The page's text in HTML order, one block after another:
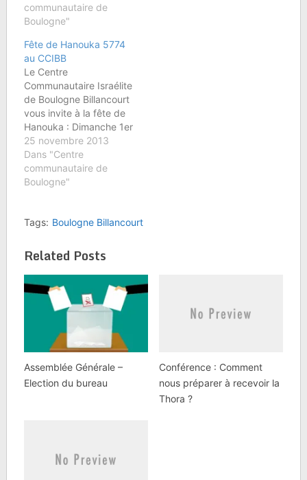
Billancourt le lundi 16
avril à 19h30 au 43 rue
Yom Hashoah fait partie
du calendrier israélien
et du calendrier
communautaire ; il a été
fixé…
communautaire de
Boulogne"
Fête de Hanouka 5774
au CCIBB
Le Centre
Communautaire Israélite
de Boulogne Billancourt
vous invite à la fête de
Hanouka : Dimanche 1er
décembre 2013 à partir
de 14h30 au CCIBB 78-
82 rue du Point du Jour
92100 Boulogne
Animations - Magicien -
Distribution de cadeaux
- Goûter…
25 novembre 2013
Dans "Centre
communautaire de
Boulogne"
Tags: Boulogne Billancourt
Related Posts
Assemblée Générale –
Election du bureau
Conférence : Comment
nous préparer à recevoir la
Thora ?